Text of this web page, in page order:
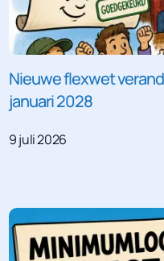
Nieuwe flexwet
januari 2028
9 juli 2026